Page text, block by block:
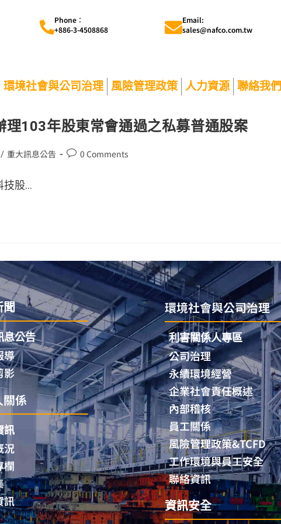
Phone︰
+886-3-4508868
Email:
sales@nafco.com.tw
環境社會與公司治理 風險管理政策 人力資源 聯絡我們
103年股東常會通過之私募普通股案
/ 重大訊息公告 0 Comments
股...
聞
息公告
導
影
係
訊
況
欄
訊
環境社會與公司治理
利害關係人專區
公司治理
永續環境經營
企業社會責任概述
內部稽核
員工關係
風險管理政策&TCFD
工作環境與員工安全
聯絡資訊
資訊安全